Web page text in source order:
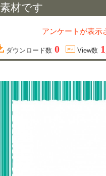
素材です
アンケートが表示
ダウンロード数 0 View数